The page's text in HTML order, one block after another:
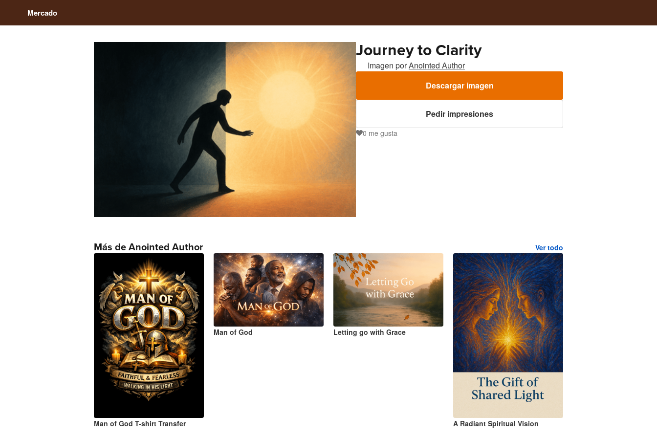
Mercado
Journey to Clarity
Imagen porAnointed Author
Descargar imagen
Pedir impresiones
0 me gusta
Más de Anointed Author Ver todo
Man of God T-shirt Transfer
Man of God Letting go with Grace
A Radiant Spiritual Vision